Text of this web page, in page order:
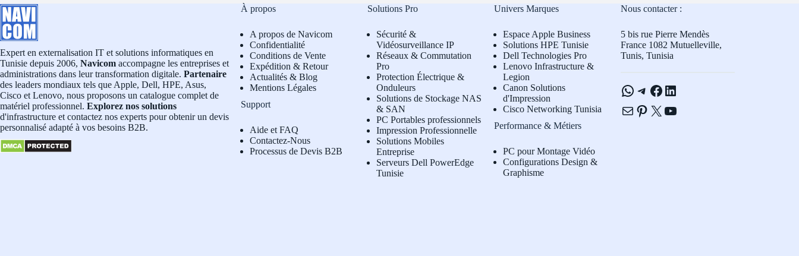
Expert en externalisation IT et solutions informatiques en
Tunisie depuis 2006, Navicom accompagne les entreprises et
administrations dans leur transformation digitale. Partenaire
des leaders mondiaux tels que Apple, Dell, HPE, Asus,
Cisco et Lenovo, nous proposons un catalogue complet de
matériel professionnel. Explorez nos solutions
d'infrastructure et contactez nos experts pour obtenir un devis
personnalisé adapté à vos besoins B2B.
À propos
A propos de Navicom
Confidentialité
Conditions de Vente
Expédition & Retour
Actualités & Blog
Mentions Légales
Support
Aide et FAQ
Contactez-Nous
Processus de Devis B2B
Solutions Pro
Sécurité &
Vidéosurveillance IP
Réseaux & Commutation
Pro
Protection Électrique &
Onduleurs
Solutions de Stockage NAS
& SAN
PC Portables professionnels
Impression Professionnelle
Solutions Mobiles
Entreprise
Serveurs Dell PowerEdge
Tunisie
Univers Marques
Espace Apple Business
Solutions HPE Tunisie
Dell Technologies Pro
Lenovo Infrastructure &
Legion
Canon Solutions
d'Impression
Cisco Networking Tunisia
Performance & Métiers
PC pour Montage Vidéo
Configurations Design &
Graphisme
Nous contacter :
5 bis rue Pierre Mendès
France 1082 Mutuelleville,
Tunis, Tunisia
WhatsApp
Telegram
Facebook
LinkedIn
E-mailPinterest
X YouTube